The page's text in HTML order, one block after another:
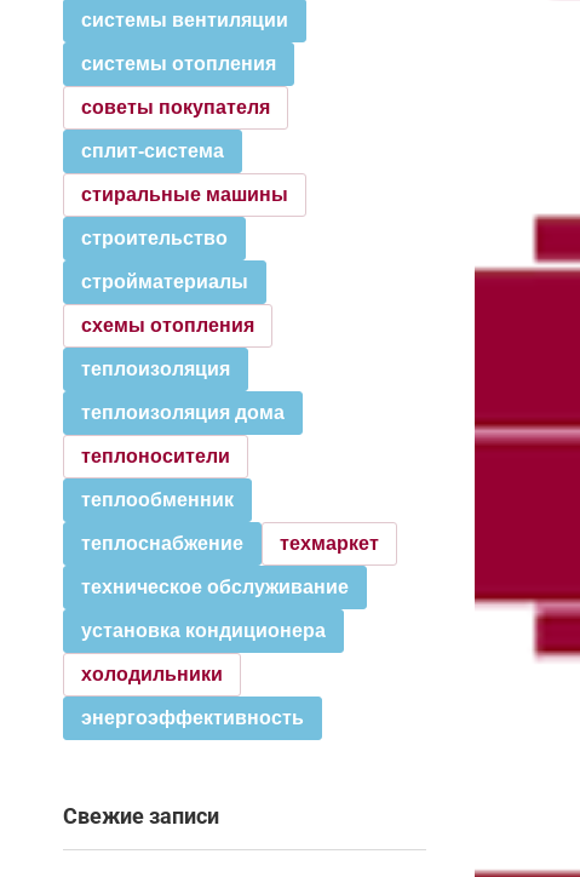
системы вентиляции
системы отопления
советы покупателя
сплит-система
стиральные машины
строительство
стройматериалы
схемы отопления
теплоизоляция
теплоизоляция дома
теплоносители
теплообменник
теплоснабжение техмаркет
техническое обслуживание
установка кондиционера
холодильники
энергоэффективность
Свежие записи